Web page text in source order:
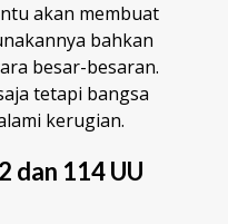
akan membuat
bahkan
besar-besaran.
tetapi bangsa
kerugian.
dan 114 UU